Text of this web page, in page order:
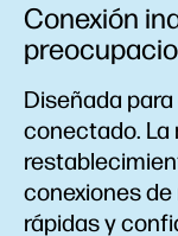
Conexión
Diseñada
conectado. La
conexiones
rápidas y